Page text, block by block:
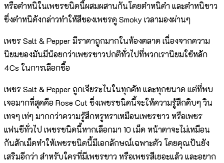
หรือตำหนิในเพชรชนิดนี้ผสมผสานกันโดยตำหนิดำ และตำหนิขาว
ซึ่งตำหนิดังกล่าวทำให้สีของเพชรดู Smoky เวลามองผ่านๆ
เพชร Salt & Pepper มีราคาถูกมากในท้องตลาด เนื่องจากความ
นิยมของมันมีน้อยกว่าเพชรขาวปกติทั่วไปที่พวกเรานิยมใช้หลัก
4Cs ในการเลือกซื้อ
เพชร Salt & Pepper ถูกเจียระไนในทุกคัท และทุกขนาด แต่ที่พบ
เจอมากที่สุดคือ Rose Cut ซึ่งเพชรชนิดนี้จะให้ความรู้สึกดิบๆ วิน
เทจๆ เท่ๆ มากกว่าความรู้สึกหรูหราเหมือนเพชรขาว หรือเพชร
แฟนซีทั่วไป เพชรชนิดนี้หากเลือกมา 10 เม็ด หน้าตาจะไม่เหมือน
กันสักเม็ดทำให้เพชรชนิดนี้มีเอกลักษณ์เฉพาะตัว โดยคุณปันยัง
เสริมอีกว่า สำหรับใครที่มีเพชรขาว หรือเพชรสีเยอะแล้ว และอยาก